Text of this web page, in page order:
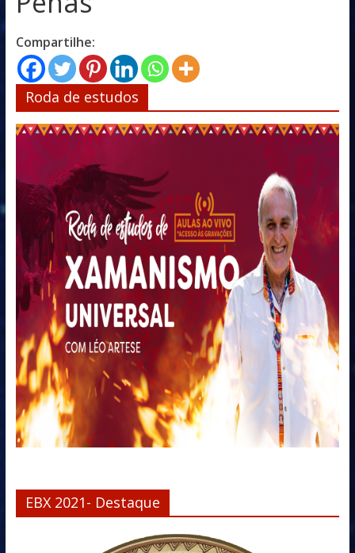
Compartilhe:
Roda de estudos
EBX 2021- Destaque